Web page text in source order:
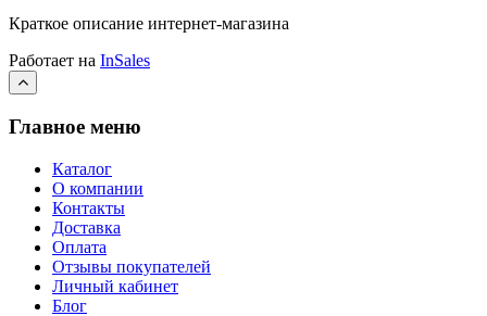
Краткое описание интернет-магазина
Работает на InSales
Главное меню
Каталог
О компании
Контакты
Доставка
Оплата
Отзывы покупателей
Личный кабинет
Блог